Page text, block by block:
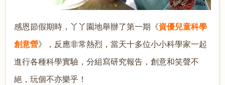
感恩節假期時，丫丫園地舉辦了第一期《資優兒童科學
創意營》，反應非常熱烈，當天十多位小小科學家一起
進行各種科學實驗，分組寫研究報告，創意和笑聲不
絕，玩個不亦樂乎！